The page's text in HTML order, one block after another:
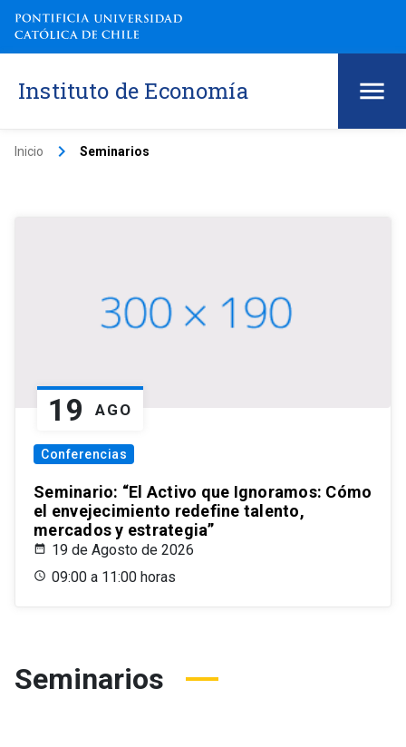
Instituto de Economía
Inicio keyboard_arrow_right Seminarios
19 AGO
Conferencias
Seminario: “El Activo que Ignoramos: Cómo
el envejecimiento redefine talento,
mercados y estrategia”
19 de Agosto de 2026
09:00 a 11:00 horas
Seminarios